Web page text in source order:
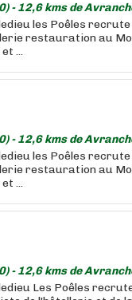
- 12,6 kms de
les Poêles
restauration au
...
- 12,6 kms de
les Poêles
restauration au
...
- 12,6 kms de
Les Poêles